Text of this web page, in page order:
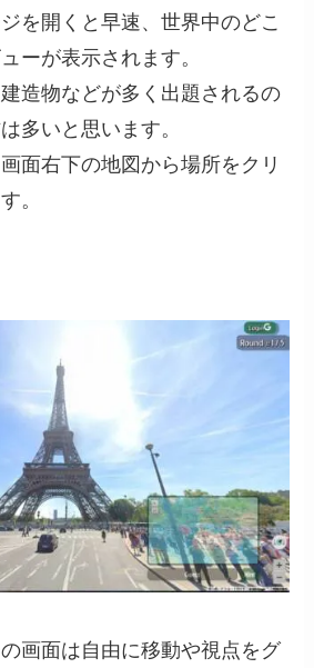
を開くと早速、世界中のどこ
ーが表示されます。
造物などが多く出題されるの
多いと思います。
面右下の地図から場所をクリ
。
画面は自由に移動や視点をグ